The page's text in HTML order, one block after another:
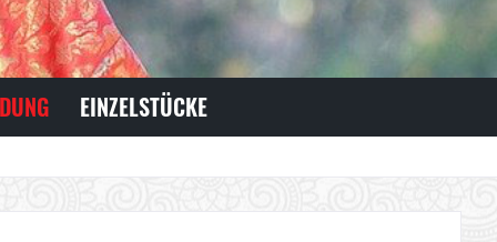
EINZELSTÜCKE